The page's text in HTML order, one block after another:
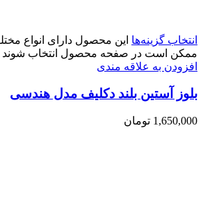
انتخاب گزینه‌ها این محصول دارای انواع
ممکن است در صفحه محصول انتخاب شوند
افزودن به علاقه مندی
بلوز آستین بلند دکلیف مدل هندسی
1,650,000 تومان